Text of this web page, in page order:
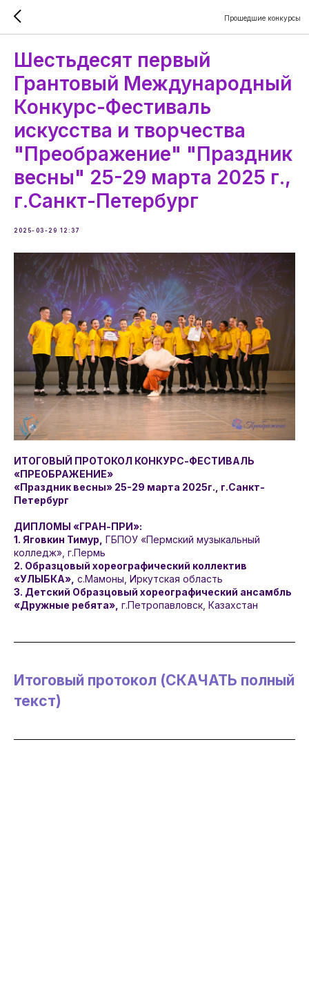
Прошедшие конкурсы
Шестьдесят первый
Грантовый Международный
Конкурс-Фестиваль
искусства и творчества
"Преображение" "Праздник
весны" 25-29 марта 2025 г.,
г.Санкт-Петербург
2025-03-29 12:37
ИТОГОВЫЙ ПРОТОКОЛ КОНКУРС-ФЕСТИВАЛЬ
«ПРЕОБРАЖЕНИЕ»
«Праздник весны» 25-29 марта 2025г., г.Санкт-
Петербург
ДИПЛОМЫ «ГРАН-ПРИ»:
1. Яговкин Тимур, ГБПОУ «Пермский музыкальный
колледж», г.Пермь
2. Образцовый хореографический коллектив
«УЛЫБКА», с.Мамоны, Иркутская область
3. Детский Образцовый хореографический ансамбль
«Дружные ребята», г.Петропавловск, Казахстан
Итоговый протокол (СКАЧАТЬ полный
текст)